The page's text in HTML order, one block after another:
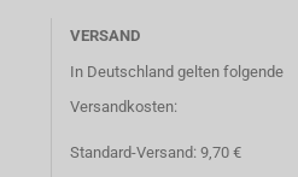
VERSAND
In Deutschland gelten folgende
Versandkosten:
Standard-Versand: 9,70 €